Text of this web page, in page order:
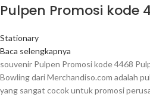
Pulpen Promosi kode
Stationary
Baca selengkapnya
souvenir Pulpen Promosi kode 4468
Bowling dari Merchandiso.com adalah
yang sangat cocok untuk promosi